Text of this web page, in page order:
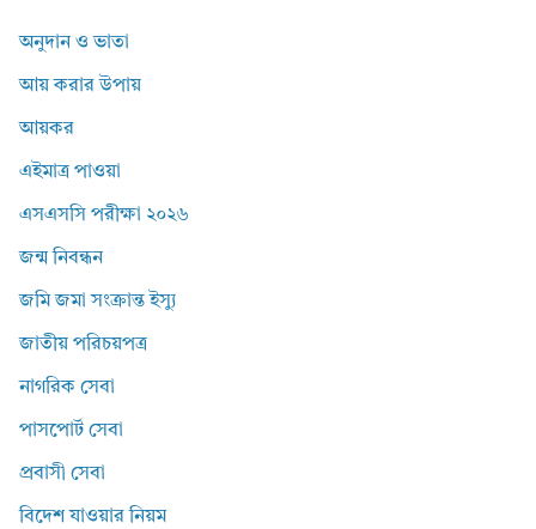
অনুদান ও ভাতা
আয় করার উপায়
আয়কর
এইমাত্র পাওয়া
এসএসসি পরীক্ষা ২০২৬
জন্ম নিবন্ধন
জমি জমা সংক্রান্ত ইস্যু
জাতীয় পরিচয়পত্র
নাগরিক সেবা
পাসপোর্ট সেবা
প্রবাসী সেবা
বিদেশ যাওয়ার নিয়ম